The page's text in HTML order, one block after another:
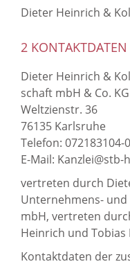
Die­ter Hein­rich &
2 KON­TAKT­DA­TEN
Die­ter Hein­rich &
schaft mbH & Co. KG
Welt­zi­en­str. 36
76135 Karls­ru­he
Te­le­fon: 072183104-0
E-​Mail:
ver­tre­ten durch
Unternehmens-​
mbH, ver­tre­ten
Hein­rich und To­bi­as
Kon­takt­da­ten der